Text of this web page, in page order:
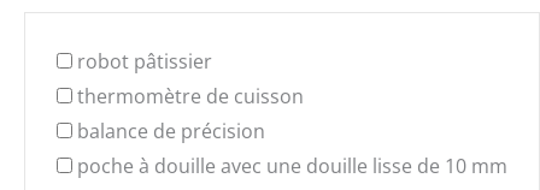
robot pâtissier
thermomètre de cuisson
balance de précision
poche à douille avec une douille lisse de 10 mm